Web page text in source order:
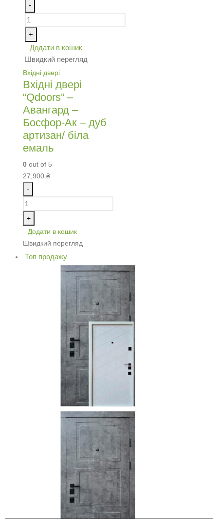
-
+
Додати в кошик
Швидкий перегляд
Вхідні двері
Вхідні двері
“Qdoors” –
Авангард –
Босфор-Ак – дуб
артизан/ біла
емаль
0 out of 5
27,900 ₴
-
+
Додати в кошик
Швидкий перегляд
Топ продажу